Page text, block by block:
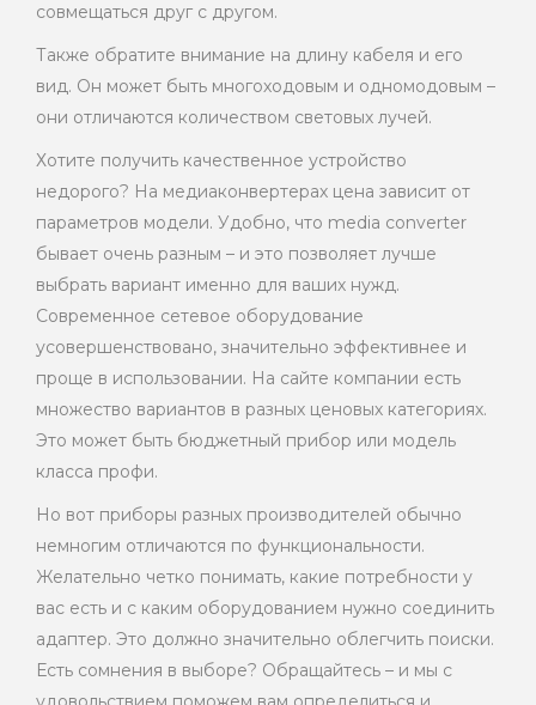
совмещаться друг с другом.
Также обратите внимание на длину кабеля и его
вид. Он может быть многоходовым и одномодовым –
они отличаются количеством световых лучей.
Хотите получить качественное устройство
недорого? На медиаконвертерах цена зависит от
параметров модели. Удобно, что media converter
бывает очень разным – и это позволяет лучше
выбрать вариант именно для ваших нужд.
Современное сетевое оборудование
усовершенствовано, значительно эффективнее и
проще в использовании. На сайте компании есть
множество вариантов в разных ценовых категориях.
Это может быть бюджетный прибор или модель
класса профи.
Но вот приборы разных производителей обычно
немногим отличаются по функциональности.
Желательно четко понимать, какие потребности у
вас есть и с каким оборудованием нужно соединить
адаптер. Это должно значительно облегчить поиски.
Есть сомнения в выборе? Обращайтесь – и мы с